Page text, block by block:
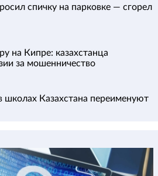
спичку на парковке — сгорел
на Кипре: казахстанца
за мошенничество
Казахстана переименуют